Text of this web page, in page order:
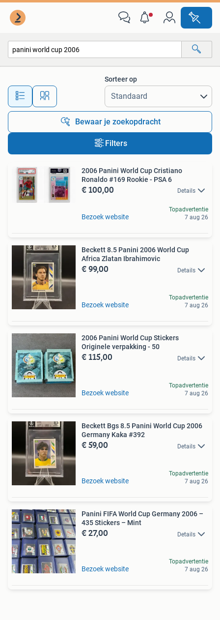
Alle afstanden…
Sorteer op
Bewaar je zoekopdracht
Filters
2006 Panini World Cup Cristiano
Ronaldo #169 Rookie - PSA 6
€ 100,00 Details
Bezoek website
Topadvertentie
7 aug 26
Beckett 8.5 Panini 2006 World Cup
Africa Zlatan Ibrahimovic
€ 99,00 Details
Bezoek website
Topadvertentie
7 aug 26
2006 Panini World Cup Stickers
Originele verpakking - 50
€ 115,00 Details
Bezoek website
Topadvertentie
7 aug 26
Beckett Bgs 8.5 Panini World Cup 2006
Germany Kaka #392
€ 59,00 Details
Bezoek website
Topadvertentie
7 aug 26
Panini FIFA World Cup Germany 2006 –
435 Stickers – Mint
€ 27,00 Details
Bezoek website
Topadvertentie
7 aug 26